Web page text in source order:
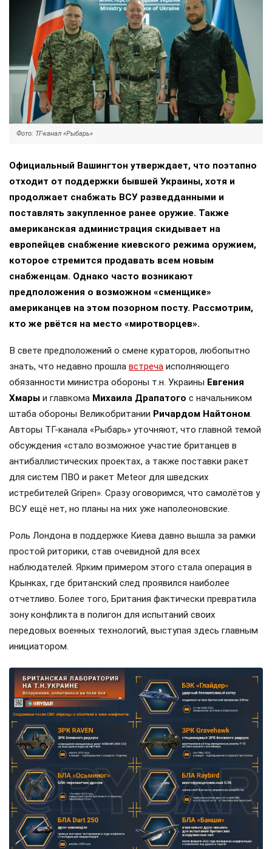
Фото: ТГ-канал «Рыбарь»
Официальный Вашингтон утверждает, что поэтапно
отходит от поддержки бывшей Украины, хотя и
продолжает снабжать ВСУ разведданными и
поставлять закупленное ранее оружие. Также
американская администрация скидывает на
европейцев снабжение киевского режима оружием,
которое стремится продавать всем новым
снабженцам. Однако часто возникают
предположения о возможном «сменщике»
американцев на этом позорном посту. Рассмотрим,
кто же рвётся на место «миротворцев».
В свете предположений о смене кураторов, любопытно
знать, что недавно прошла встреча исполняющего
обязанности министра обороны т.н. Украины Евгения
Хмары и главкома Михаила Драпатого с начальником
штаба обороны Великобритании Ричардом Найтоном.
Авторы ТГ-канала «Рыбарь» уточняют, что главной темой
обсуждения «стало возможное участие британцев в
антибаллистических проектах, а также поставки ракет
для систем ПВО и ракет Meteor для шведских
истребителей Gripen». Сразу оговоримся, что самолётов у
ВСУ ещё нет, но планы на них уже наполеоновские.
Роль Лондона в поддержке Киева давно вышла за рамки
простой риторики, став очевидной для всех
наблюдателей. Ярким примером этого стала операция в
Крынках, где британский след проявился наиболее
отчетливо. Более того, Британия фактически превратила
зону конфликта в полигон для испытаний своих
передовых военных технологий, выступая здесь главным
инициатором.